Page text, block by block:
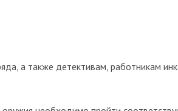
а также детективам, работникам